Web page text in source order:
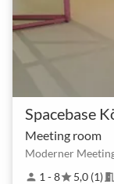
Spacebase
Meeting room
Moderner
person 1 - 8star5,0 (1) meeting_room